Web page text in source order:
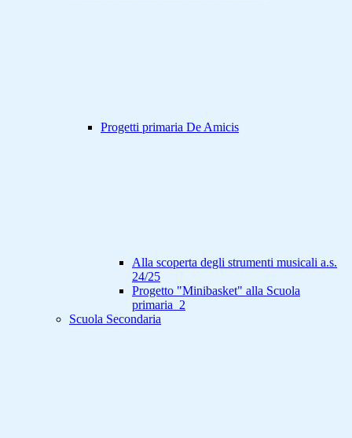
Progetti primaria De Amicis
Alla scoperta degli strumenti musicali a.s.
24/25
Progetto "Minibasket" alla Scuola
primaria_2
Scuola Secondaria